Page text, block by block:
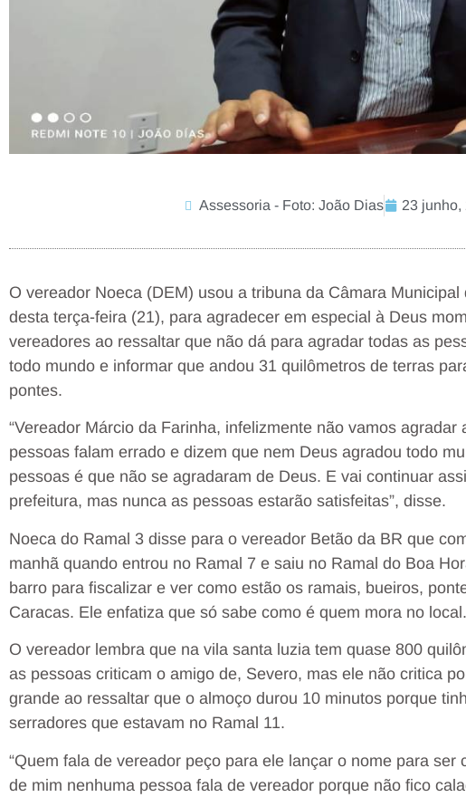
Assessoria - Foto: João Dias 23 junho,
O vereador Noeca (DEM) usou a tribuna da Câmara
desta terça-feira (21), para agradecer em especial à Deus
vereadores ao ressaltar que não dá para agradar todas as
todo mundo e informar que andou 31 quilômetros de terras
pontes.
“Vereador Márcio da Farinha, infelizmente não vamos
pessoas falam errado e dizem que nem Deus agradou todo
pessoas é que não se agradaram de Deus. E vai continuar
prefeitura, mas nunca as pessoas estarão satisfeitas”, disse.
Noeca do Ramal 3 disse para o vereador Betão da BR que
manhã quando entrou no Ramal 7 e saiu no Ramal do Boa
barro para fiscalizar e ver como estão os ramais, bueiros,
Caracas. Ele enfatiza que só sabe como é quem mora no local.
O vereador lembra que na vila santa luzia tem quase 800
as pessoas criticam o amigo de, Severo, mas ele não critica
grande ao ressaltar que o almoço durou 10 minutos porque
serradores que estavam no Ramal 11.
“Quem fala de vereador peço para ele lançar o nome para
de mim nenhuma pessoa fala de vereador porque não fico